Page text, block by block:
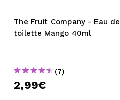
The Fruit Company - Eau de
toilette Mango 40ml
(7)
2,99€